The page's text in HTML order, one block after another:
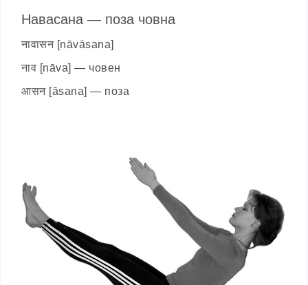
Навасана — поза човна
नावासन [nāvāsana]
नाव [nāva] — човен
आसन [āsana] — поза